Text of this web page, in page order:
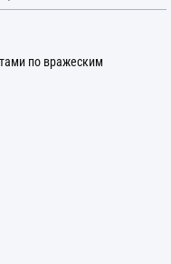
по вражеским